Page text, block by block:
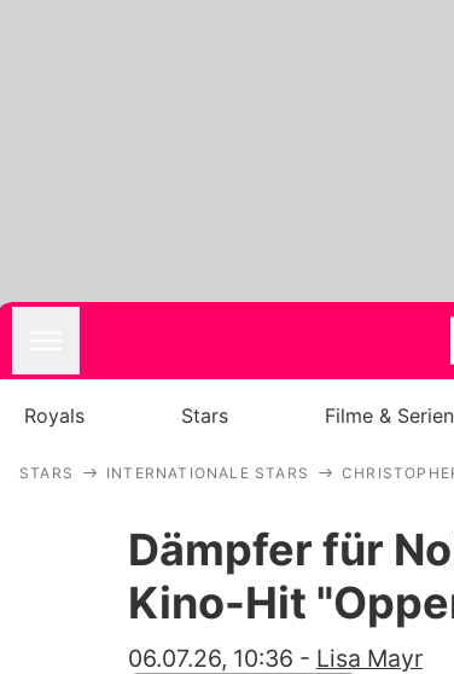
Royals Stars Filme & Serien
STARS INTERNATIONALE STARS
Dämpfer für
Kino-Hit
06.07.26, 10:36 - Lisa Mayr